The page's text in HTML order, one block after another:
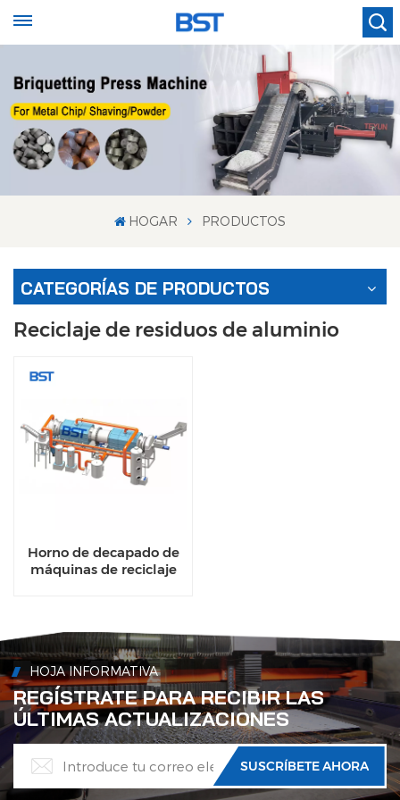
HOGAR PRODUCTOS
CATEGORÍAS DE PRODUCTOS
Reciclaje de residuos de aluminio
Horno de decapado de
máquinas de reciclaje
HOJA INFORMATIVA
REGÍSTRATE PARA RECIBIR LAS
ÚLTIMAS ACTUALIZACIONES